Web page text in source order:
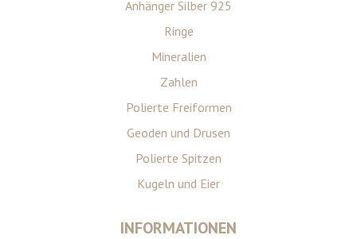
Anhänger Silber 925
Ringe
Mineralien
Zahlen
Polierte Freiformen
Geoden und Drusen
Polierte Spitzen
Kugeln und Eier
INFORMATIONEN